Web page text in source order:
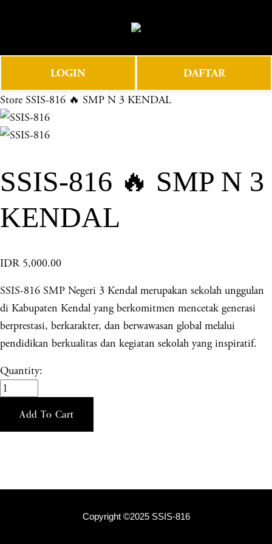
e
e
n
u
LOGIN DAFTAR
Store SSIS-816 🔥 SMP N 3 KENDAL
SSIS-816 🔥 SMP N 3
KENDAL
IDR 5,000.00
SSIS-816 SMP Negeri 3 Kendal merupakan sekolah unggulan
di Kabupaten Kendal yang berkomitmen mencetak generasi
berprestasi, berkarakter, dan berwawasan global melalui
pendidikan berkualitas dan kegiatan sekolah yang inspiratif.
Quantity:
Add To Cart
Copyright ©2025 SSIS-816